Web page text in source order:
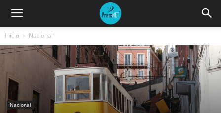
Início Nacional
Nacional